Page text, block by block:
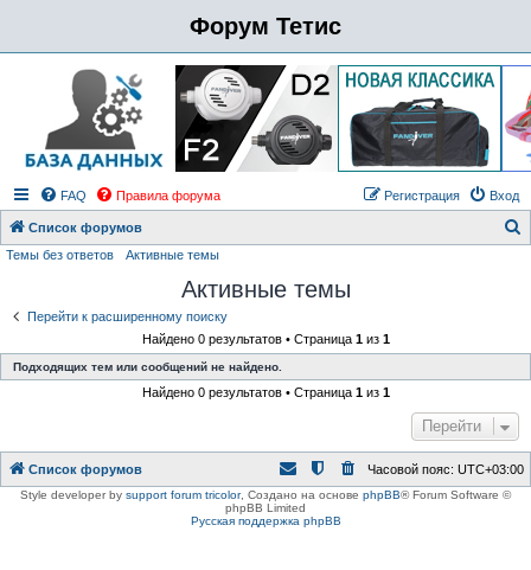
Форум Тетис
FAQ Правила форума Вход
Регистрация
Список форумов
Темы без ответов Активные темы
Активные темы
Перейти к расширенному поиску
Найдено 0 результатов • Страница 1из 1
Подходящих тем или сообщений не найдено.
Найдено 0 результатов • Страница 1из 1
Перейти
Список форумов Часовой пояс: UTC+03:00
Style developer by support forum tricolor, Создано на основе phpBB® Forum Software ©
phpBB Limited
Русская поддержка phpBB